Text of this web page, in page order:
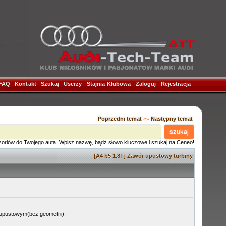
|Kontakt| Szukaj| Userzy Stajnia Klubowa Zaloguj Rejestracja
Poprzedni temat «» Następny temat
szukaj
do Twojego auta. Wpisz nazwę, bądź słowo kluczowe i szukaj na Ceneo!
[A4 b5 1.8T] Zawór upustowy turbiny
geometrii).